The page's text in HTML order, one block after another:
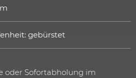
gebürstet
oder Sofortabholung im